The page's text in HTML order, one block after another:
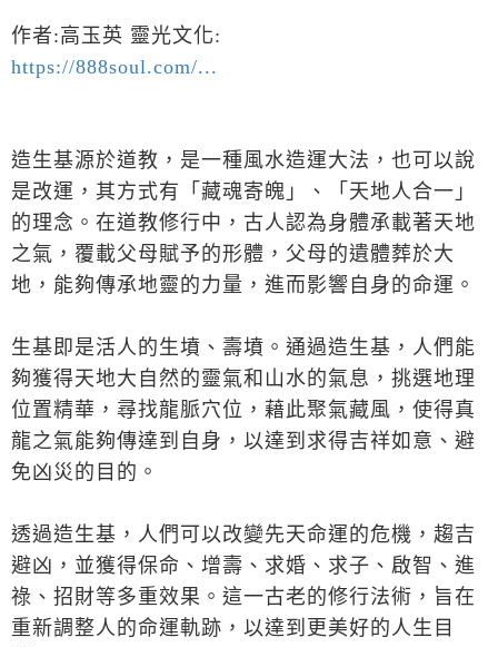
作者:高玉英 靈光文化:
https://888soul.com/...
造生基源於道教，是一種風水造運大法，也可以說
是改運，其方式有「藏魂寄魄」、「天地人合一」
的理念。在道教修行中，古人認為身體承載著天地
之氣，覆載父母賦予的形體，父母的遺體葬於大
地，能夠傳承地靈的力量，進而影響自身的命運。
生基即是活人的生墳、壽墳。通過造生基，人們能
夠獲得天地大自然的靈氣和山水的氣息，挑選地理
位置精華，尋找龍脈穴位，藉此聚氣藏風，使得真
龍之氣能夠傳達到自身，以達到求得吉祥如意、避
免凶災的目的。
透過造生基，人們可以改變先天命運的危機，趨吉
避凶，並獲得保命、增壽、求婚、求子、啟智、進
祿、招財等多重效果。這一古老的修行法術，旨在
重新調整人的命運軌跡，以達到更美好的人生目